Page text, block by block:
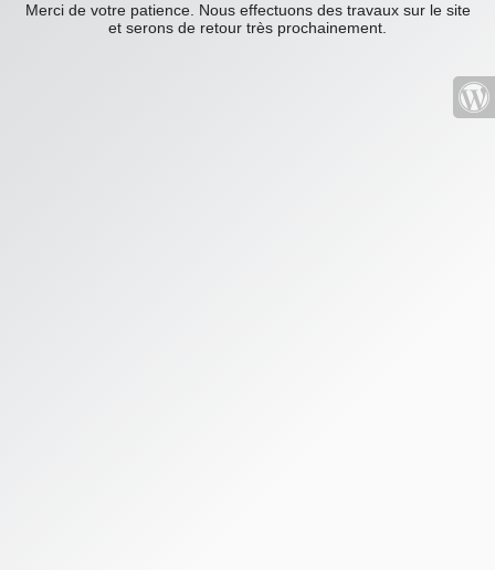
Merci de votre patience. Nous effectuons des travaux sur le site
et serons de retour très prochainement.